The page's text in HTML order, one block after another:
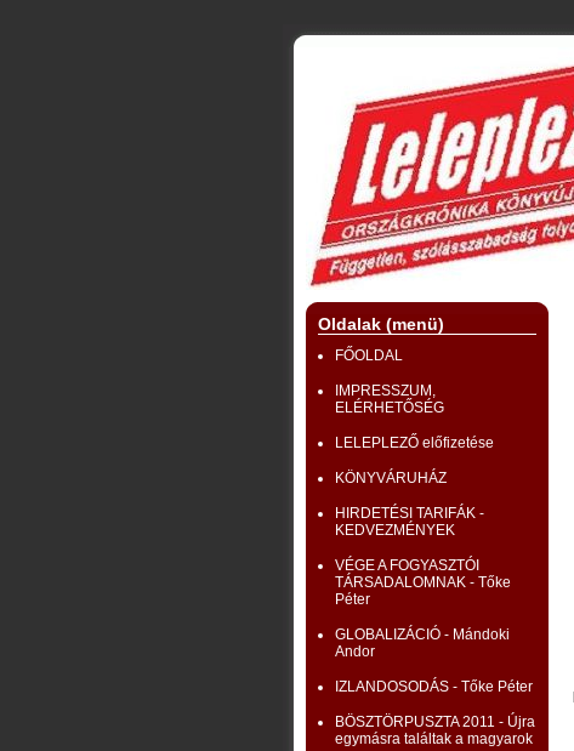
Oldalak (menü)
FŐOLDAL
IMPRESSZUM,
ELÉRHETŐSÉG
LELEPLEZŐ előfizetése
KÖNYVÁRUHÁZ
HIRDETÉSI TARIFÁK -
KEDVEZMÉNYEK
VÉGE A FOGYASZTÓI
TÁRSADALOMNAK - Tőke
Péter
GLOBALIZÁCIÓ - Mándoki
Andor
IZLANDOSODÁS - Tőke Péter
BÖSZTÖRPUSZTA 2011 - Újra
egymásra találtak a magyarok